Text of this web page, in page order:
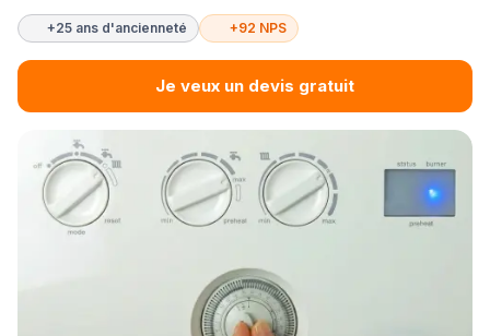
+25 ans d'ancienneté +92 NPS
Je veux un devis gratuit